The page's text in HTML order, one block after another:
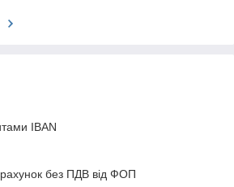
IBAN
без ПДВ від ФОП